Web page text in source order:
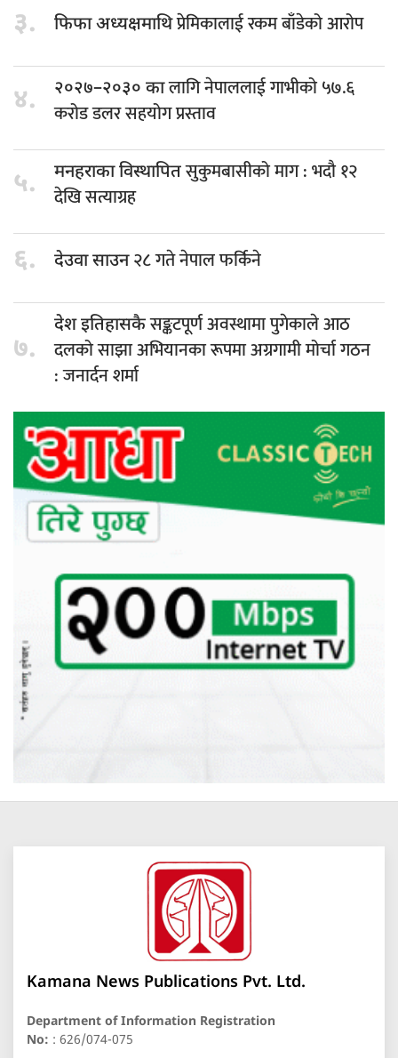
३. फिफा अध्यक्षमाथिप्रेमिकालाई रकम बाँडेको आरोप
४. २०२७–२०३० कालागि नेपाललाई गाभीको ५७.६
करोड डलर सहयोग प्रस्ताव
५. मनहराका विस्थापितसुकुमबासीको माग : भदौ १२
देखि सत्याग्रह
६. देउवा साउन२८ गते नेपाल फर्किने
७.
देश इतिहासकैसङ्कटपूर्ण अवस्थामा पुगेकाले आठ
दलको साझा अभियानका रूपमा अग्रगामी मोर्चा गठन
: जनार्दन शर्मा
Kamana News Publications Pvt. Ltd.
Department of Information Registration
No: : 626/074-075